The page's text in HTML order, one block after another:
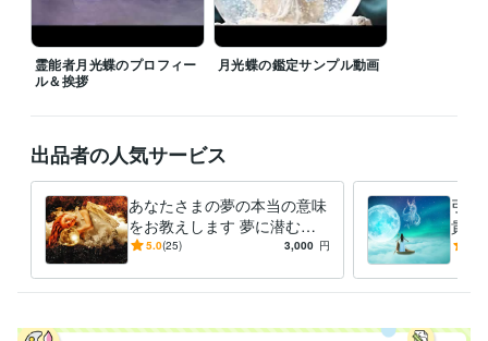
霊能者月光蝶のプロフィー
ル＆挨拶
月光蝶の鑑定サンプル動画
出品者の人気サービス
あなたさまの夢の本当の意味
をお教えします 夢に潜むメ
ッセージをおしりになりたい
5.0(25) 3,000 円
引寄
貴女
潜在
ます